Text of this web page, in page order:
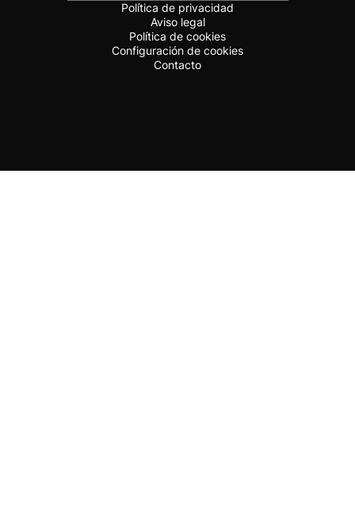
Política de privacidad
Aviso legal
Política de cookies
Configuración de cookies
Contacto